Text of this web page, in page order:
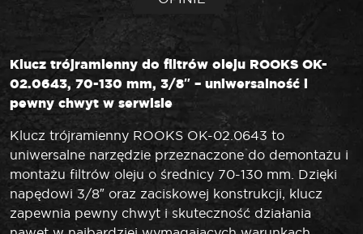
Klucz trójramienny do filtrów oleju ROOKS OK-
02.0643, 70-130 mm, 3/8″ – uniwersalność i
pewny chwyt w serwisie
Klucz trójramienny ROOKS OK-02.0643 to
uniwersalne narzędzie przeznaczone do demontażu i
montażu filtrów oleju o średnicy 70-130 mm. Dzięki
napędowi 3/8″ oraz zaciskowej konstrukcji, klucz
zapewnia pewny chwyt i skuteczność działania